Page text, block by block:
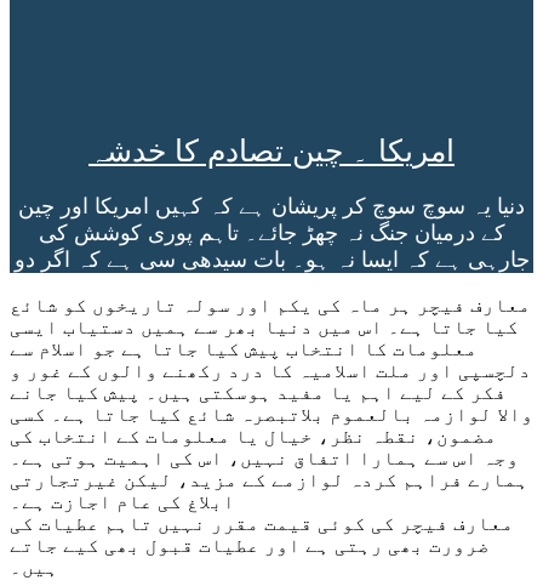
امریکا ۔ چین تصادم کا خدشہ
دنیا یہ سوچ سوچ کر پریشان ہے کہ کہیں امریکا اور چین
کے درمیان جنگ نہ چھڑ جائے۔ تاہم پوری کوشش کی
جارہی ہے کہ ایسا نہ ہو۔ بات سیدھی سی ہے کہ اگر دو
معارف فیچر ہر ماہ کی یکم اور سولہ تاریخوں کو شائع
کیا جاتا ہے۔ اس میں دنیا بھر سے ہمیں دستیاب ایسی
معلومات کا انتخاب پیش کیا جاتا ہے جو اسلام سے
دلچسپی اور ملت اسلامیہ کا درد رکھنے والوں کے غور و
فکر کے لیے اہم یا مفید ہوسکتی ہیں۔ پیش کیا جانے
والا لوازمہ بالعموم بلاتبصرہ شائع کیا جاتا ہے۔ کسی
مضمون، نقطہ نظر، خیال یا معلومات کے انتخاب کی
وجہ اس سے ہمارا اتفاق نہیں، اس کی اہمیت ہوتی ہے۔
ہمارے فراہم کردہ لوازمے کے مزید، لیکن غیرتجارتی
ابلاغ کی عام اجازت ہے۔
معارف فیچر کی کوئی قیمت مقرر نہیں تاہم عطیات کی
ضرورت بھی رہتی ہے اور عطیات قبول بھی کیے جاتے
ہیں۔